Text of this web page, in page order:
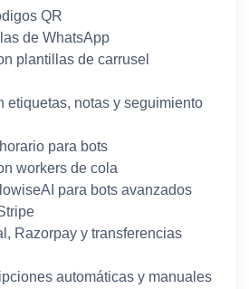
QR
de WhatsApp
plantillas de carrusel
etiquetas, notas y seguimiento
para bots
workers de cola
para bots avanzados
Razorpay y transferencias
automáticas y manuales